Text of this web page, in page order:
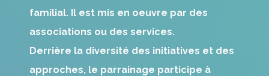
familial. Il est mis en oeuvre par des
associations ou des services.
Derrière la diversité des initiatives et des
approches, le parrainage participe à